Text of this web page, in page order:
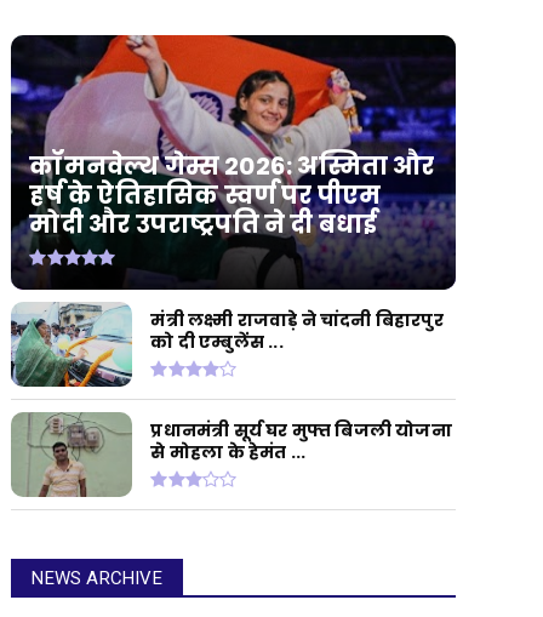
कॉमनवेल्थ गेम्स 2026: अस्मिता और
हर्ष के ऐतिहासिक स्वर्ण पर पीएम
मोदी और उपराष्ट्रपति ने दी बधाई
मंत्री लक्ष्मी राजवाड़े ने चांदनी बिहारपुर
को दी एम्बुलेंस ...
प्रधानमंत्री सूर्य घर मुफ्त बिजली योजना
से मोहला के हेमंत ...
NEWS ARCHIVE